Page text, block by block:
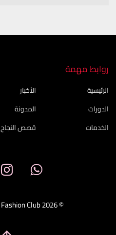
روابط مهمة
الرئيسية
الدورات
الخدمات
الأخبار
المدونة
قصص النجاح
© 2026 The Fashion Club | نادي الأزياء.